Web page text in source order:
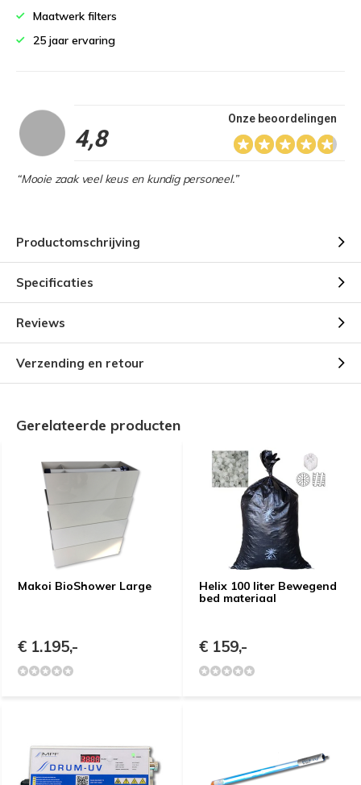
Maatwerk filters
25 jaar ervaring
4,8
Onze beoordelingen
“Mooie zaak veel keus en kundig personeel.”
Productomschrijving
Specificaties
Reviews
Verzending en retour
Gerelateerde producten
Makoi BioShower Large
€ 1.195,-
Helix 100 liter Bewegend
bed materiaal
€ 159,-